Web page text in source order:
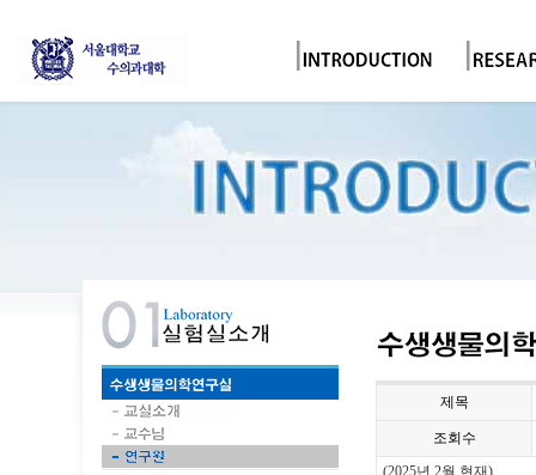
제목
조회수
(2025년 2월 현재)